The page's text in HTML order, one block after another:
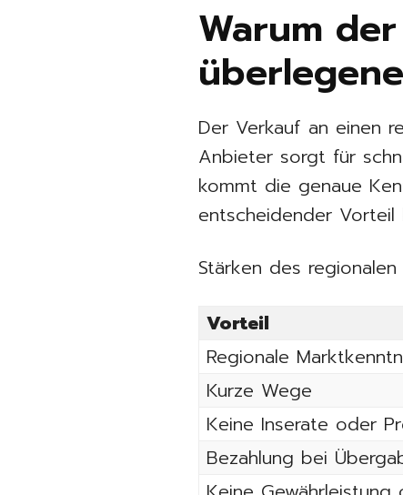
Warum
Der Verkauf an einen
Anbieter sorgt für
kommt die genaue
entscheidender
Stärken des
Vorteil
Regionale
Kurze Wege
Keine Inserate oder
Bezahlung bei